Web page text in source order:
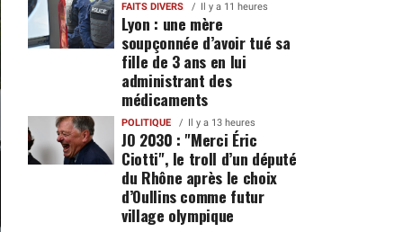
FAITS DIVERS Il y a 11 heures
Lyon : une mère
soupçonnée d’avoir tué sa
fille de 3 ans en lui
administrant des
médicaments
POLITIQUE Il y a 13 heures
JO 2030 : "Merci Éric
Ciotti", le troll d’un député
du Rhône après le choix
d’Oullins comme futur
village olympique